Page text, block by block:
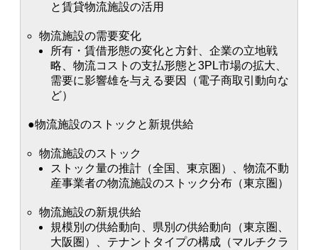
と賃貸物流施設の活用
物流施設の需要変化
所有・賃借形態の変化と方針、企業の立地戦
略、物流コストの支払形態と3PL市場の拡大、
需要に影響雄を与える要因（電子商取引動向な
ど）
●物流施設のストックと新規供給
物流施設のストック
ストック量の推計（全国、東京圏）、物流不動
産事業者の物流施設のストック分布（東京圏）
物流施設の新規供給
規模別の供給動向、県別の供給動向（東京圏、
大阪圏）、テナントタイプの構成（マルチクラ